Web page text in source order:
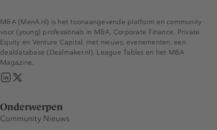
Onderwerpen
Community Nieuws
M&A (MenA.nl) is het toonaangevende platform en community
voor (young) professionals in M&A, Corporate Finance, Private
Equity en Venture Capital, met nieuws, evenementen, een
dealdatabase (Dealmaker.nl), League Tables en het M&A
Magazine.